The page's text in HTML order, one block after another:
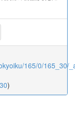
165/0/165_30/
)